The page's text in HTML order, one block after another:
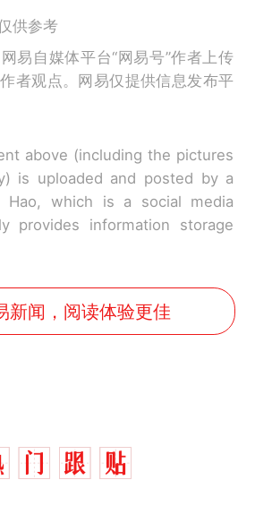
供参考
易自媒体平台“网易号”作者上传
者观点。网易仅提供信息发布平
above (including the pictures
is uploaded and posted by a
Hao, which is a social media
provides information storage
新闻，阅读体验更佳